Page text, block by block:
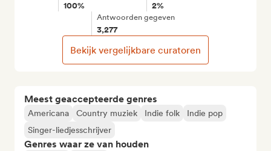
Meest geaccepteerde genres
Americana Country muziek Indie folk
Indie pop
Singer-liedjesschrijver
Genres waar ze van houden
100% 2%
Antwoorden gegeven
3,277
Bekijk vergelijkbare curatoren